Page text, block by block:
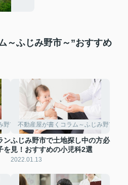
～ふじみ野市～”おすすめ
野市～
ン
を
不動産屋が書くコラム～ふじみ野市～
ふじみ野市で土地探し中の方必
見！おすすめの小児科2選
2022.01.13